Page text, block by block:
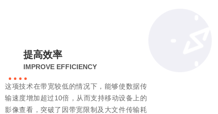
提高效率
IMPROVE EFFICIENCY
这项技术在带宽较低的情况下，能够使数据传
输速度增加超过10倍，从而支持移动设备上的
影像查看，突破了因带宽限制及大文件传输耗